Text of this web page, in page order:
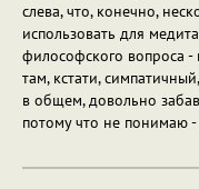
слева, что, конечно,
использовать для
философского вопроса
там, кстати,
в общем, довольно
потому что не понимаю